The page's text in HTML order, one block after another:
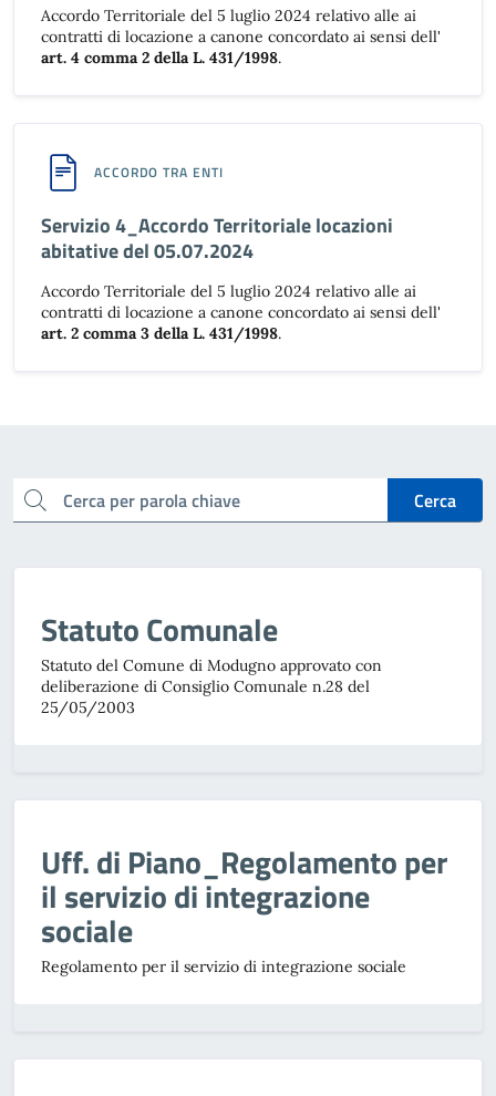
Accordo Territoriale del 5 luglio 2024 relativo alle ai
contratti di locazione a canone concordato ai sensi dell'
art. 4 comma 2 della L. 431/1998.
ACCORDO TRA ENTI
Servizio 4_Accordo Territoriale locazioni
abitative del 05.07.2024
Accordo Territoriale del 5 luglio 2024 relativo alle ai
contratti di locazione a canone concordato ai sensi dell'
art. 2 comma 3 della L. 431/1998.
cerca Cerca
Statuto Comunale
Statuto del Comune di Modugno approvato con
deliberazione di Consiglio Comunale n.28 del
25/05/2003
Uff. di Piano_Regolamento per
il servizio di integrazione
sociale
Regolamento per il servizio di integrazione sociale